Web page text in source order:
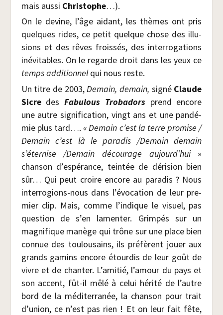
mais aus­si Chris­tophe…).
On le devine, l’âge aidant, les thèmes ont pris
quelques rides, ce petit quelque chose des illu­
sions et des rêves frois­sés, des inter­ro­ga­tions
inévi­tables. On le regarde droit dans les yeux ce
temps addi­tion­nelqui nous reste.
Un titre de 2003, Demain, demain, signé Claude
SicredesFabu­lous Tro­ba­dorsprend encore
une autre signi­fi­ca­tion, vingt ans et une pan­dé­
mie plus tard….« Demain c’est la terre pro­mise /​
Demain c’est là le para­dis /​Demain demain
s’éternise /​Demain décou­rage aujourd’hui»
chan­son d’espérance, tein­tée de déri­sion bien
sûr… Qui peut croire encore au para­dis ? Nous
inter­ro­gions-nous dans l’évocation de leur pre­
mier clip. Mais, comme l’indique le visuel, pas
ques­tion de s’en lamen­ter. Grim­pés sur un
magni­fique manège qui trône sur une place bien
connue des tou­lou­sains, ils pré­fèrent jouer aux
grands gamins encore étour­dis de leur goût de
vivre et de chan­ter. L’amitié, l’amour du pays et
son accent, fût-il mêlé à celui héri­té de l’autre
bord de la médi­ter­ra­née, la chan­son pour trait
d’union, ce n’est pas rien ! Et on leur fait fête,